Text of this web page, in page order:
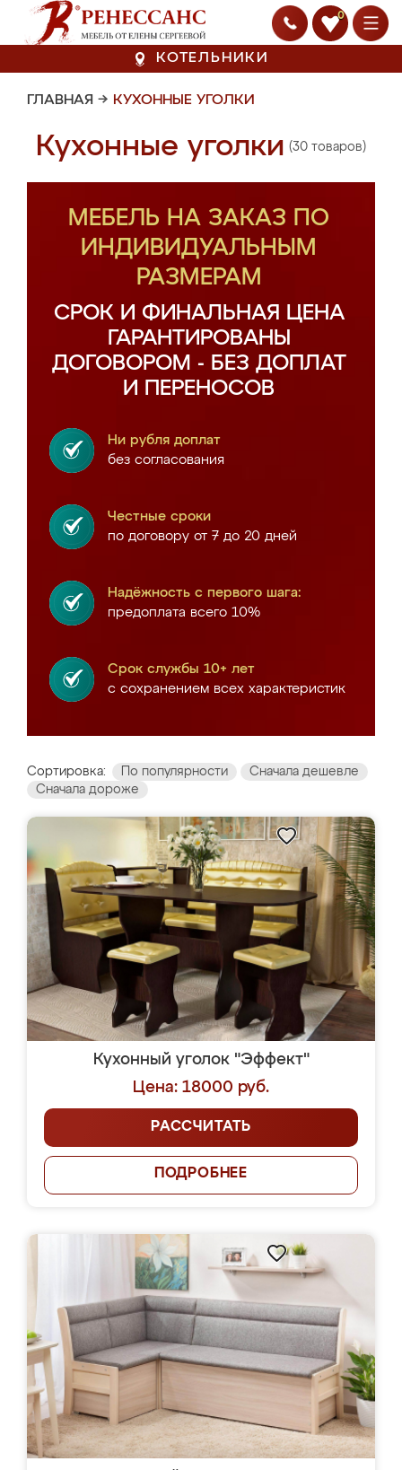
0
КОТЕЛЬНИКИ
ГЛАВНАЯ → КУХОННЫЕ УГОЛКИ
Кухонные уголки (30 товаров)
МЕБЕЛЬ НА ЗАКАЗ ПО
ИНДИВИДУАЛЬНЫМ
РАЗМЕРАМ
СРОК И ФИНАЛЬНАЯ ЦЕНА
ГАРАНТИРОВАНЫ
ДОГОВОРОМ - БЕЗ ДОПЛАТ
И ПЕРЕНОСОВ
Ни рубля доплат
без согласования
Честные сроки
по договору от 7 до 20 дней
Надёжность с первого шага:
предоплата всего 10%
Срок службы 10+ лет
с сохранением всех характеристик
Сортировка: По популярности
Сначала дешевле
Сначала дороже
Кухонный уголок "Эффект"
Цена: 18000 руб.
РАССЧИТАТЬ
ПОДРОБНЕЕ